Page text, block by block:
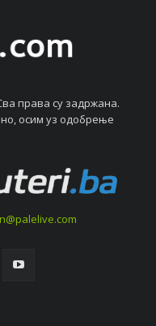
права су задржана.
осим уз одобрeњe